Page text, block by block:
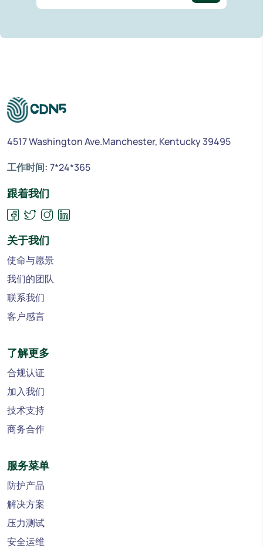
4517 Washington Ave.Manchester, Kentucky 39495
工作时间: 7*24*365
跟着我们
关于我们
使命与愿景
我们的团队
联系我们
客户感言
了解更多
合规认证
加入我们
技术支持
商务合作
服务菜单
防护产品
解决方案
压力测试
安全运维